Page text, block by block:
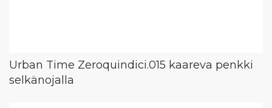
Urban Time Zeroquindici.015 kaareva penkki
selkänojalla